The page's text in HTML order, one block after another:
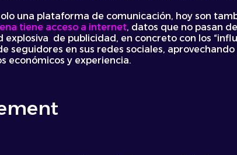
una plataforma de comunicación, hoy son
tiene acceso a internet, datos que no pasan
de publicidad, en concreto con los
seguidores en sus redes sociales,
económicos y experiencia.